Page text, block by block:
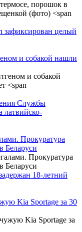
целый
и собакой нашли
Службы
латвийско-
Прокуратура
Беларуси
18-летний
Kia Sportage за 30